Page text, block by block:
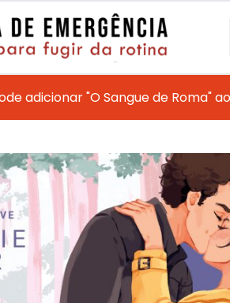
adicionar "O Sangue de Roma"